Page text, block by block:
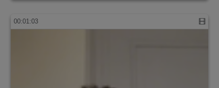
00:01:03